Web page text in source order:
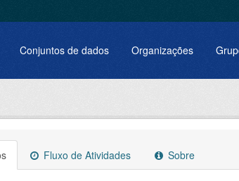
Conjuntos de dados Organizações
Fluxo de Atividades Sobre